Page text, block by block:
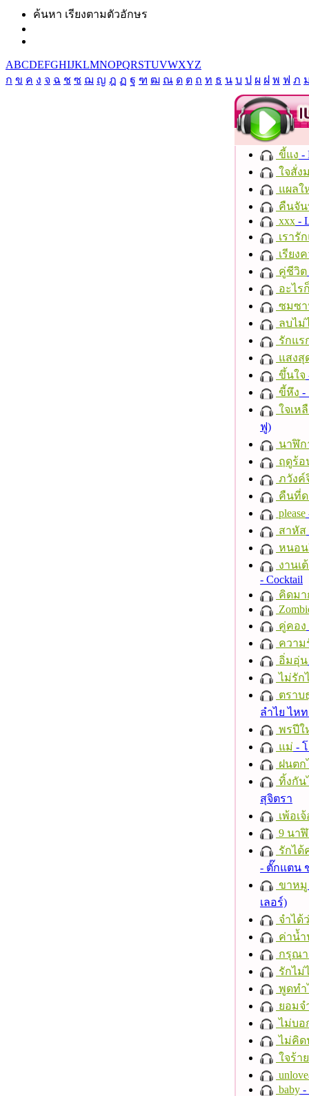
ค้นหา เรียงตามตัวอักษร
ABCDEFGHIJKLMNOPQRSTUVWXYZ
ก ข ค ง จ ฉ ช ซ ฌ ญ ฎ ฏ ฐ ฑ ฒ ณ ด ต ถ ท ธ น บ ป ผ ฝ พ ฟ ภ
ขี้แง -
ใจสั่ง
แผลใ
คืนจั
xxx -
เรารั
เรียง
คู่ชีวิต
อะไร
ซมซ
ลบไม่
รักแร
แสงสุ
ขึ้นใจ
ขี้หึง -
ใจเห
ฟู)
นาฬิก
ฤดูร้อ
ภวังค์
คืนที่ด
please
สาหัส
หนอน
งานเ
- Cocktail
คิดมา
คู่คอง
ความ
อิ่มอุ่น
ไม่รัก
ตราบ
ลำไย ไห
พรปีใ
แม่ -
ฝนตก
ทิ้งกัน
สุจิตรา
เพ้อเ
9 นา
รักได้
- ตั๊กแตน
ขาหมู
เลอร์)
จำได้
ค่าน้
กรุณา
รักไม่
พูดทำ
ยอม
ไม่บอ
ไม่คิด
ใจร้าย
baby -